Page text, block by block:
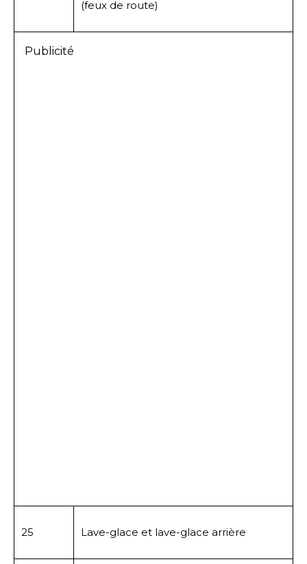
(feux de route)
Publicité
25 Lave-glace et lave-glace arrière